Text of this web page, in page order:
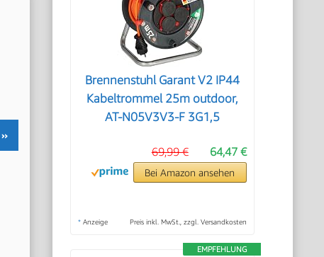
Brennenstuhl Garant V2 IP44
Kabeltrommel 25m outdoor,
AT-N05V3V3-F 3G1,5
64,47 €
69,99 €
Bei Amazon ansehen
* Anzeige Preis inkl. MwSt., zzgl. Versandkosten
EMPFEHLUNG